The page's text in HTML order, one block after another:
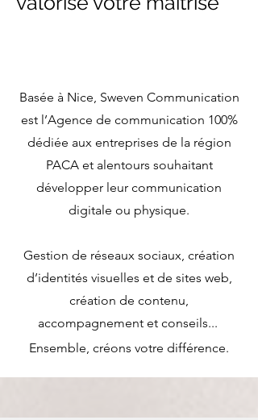
Basée à Nice, Sweven Communication
est l’Agence de communication 100%
dédiée aux entreprises de la région
PACA et alentours souhaitant
développer leur communication
digitale ou physique.
Gestion de réseaux sociaux, création
d’identités visuelles et de sites web,
création de contenu,
accompagnement et conseils...
Ensemble, créons votre différence.